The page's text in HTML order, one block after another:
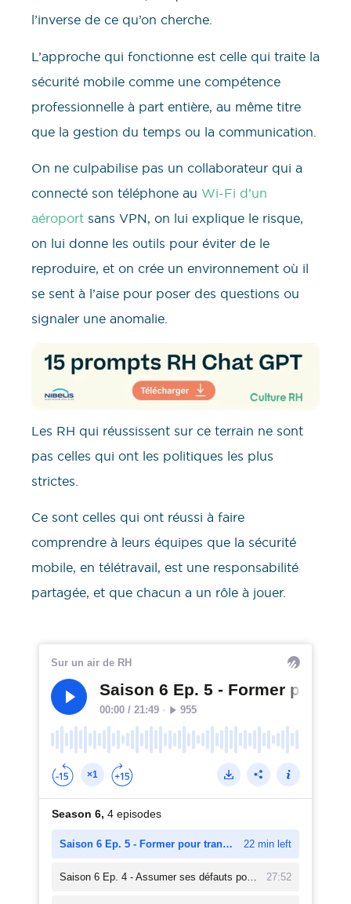
l’inverse de ce qu’on cherche.
L’approche qui fonctionne est celle qui traite la
sécurité mobile comme une compétence
professionnelle à part entière, au même titre
que la gestion du temps ou la communication.
On ne culpabilise pas un collaborateur qui a
connecté son téléphone au Wi-Fi d’un
aéroport sans VPN, on lui explique le risque,
on lui donne les outils pour éviter de le
reproduire, et on crée un environnement où il
se sent à l’aise pour poser des questions ou
signaler une anomalie.
Les RH qui réussissent sur ce terrain ne sont
pas celles qui ont les politiques les plus
strictes.
Ce sont celles qui ont réussi à faire
comprendre à leurs équipes que la sécurité
mobile, en télétravail, est une responsabilité
partagée, et que chacun a un rôle à jouer.